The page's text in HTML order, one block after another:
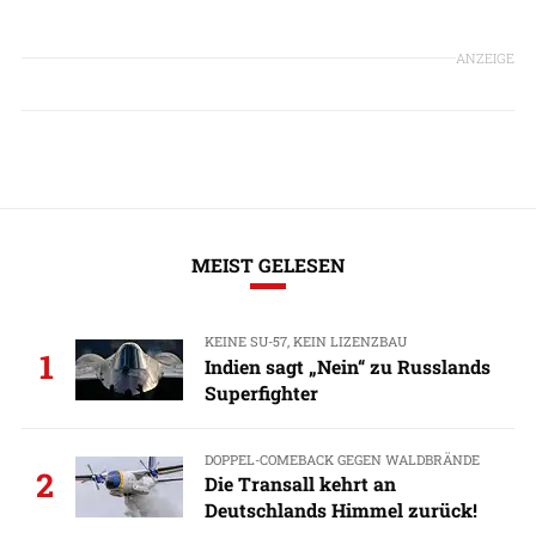
ANZEIGE
MEIST GELESEN
1
KEINE SU-57, KEIN LIZENZBAU
Indien sagt „Nein“ zu Russlands
Superfighter
2
DOPPEL-COMEBACK GEGEN WALDBRÄNDE
Die Transall kehrt an
Deutschlands Himmel zurück!